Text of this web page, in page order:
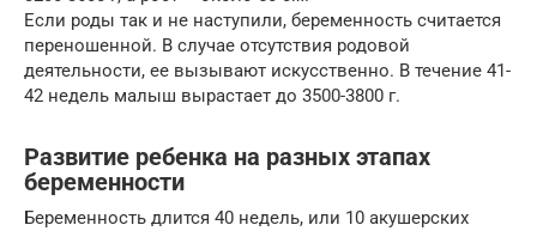
Если роды так и не наступили, беременность считается
переношенной. В случае отсутствия родовой
деятельности, ее вызывают искусственно. В течение 41-
42 недель малыш вырастает до 3500-3800 г.
Развитие ребенка на разных этапах
беременности
Беременность длится 40 недель, или 10 акушерских